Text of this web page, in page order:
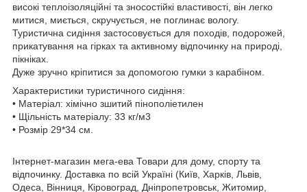
високі теплоізоляційні та зносостійкі властивості, він легко
митися, миється, скручується, не поглинає вологу.
Туристична сидіння застосовується для походів, подорожей,
прикатування на гірках та активному відпочинку на природі,
пікніках.
Дуже зручно кріпитися за допомогою гумки з карабіном.
Характеристики туристичного сидіння:
• Матеріал: хімічно зшитий пінополіетилен
• Щільність матеріалу: 33 кг/м3
• Розмір 29*34 см.
Інтернет-магазин мега-ева Товари для дому, спорту та
відпочинку. Доставка по всій Україні (Київ, Харків, Львів,
Одеса, Вінниця, Кіровоград, Дніпропетровськ, Житомир,